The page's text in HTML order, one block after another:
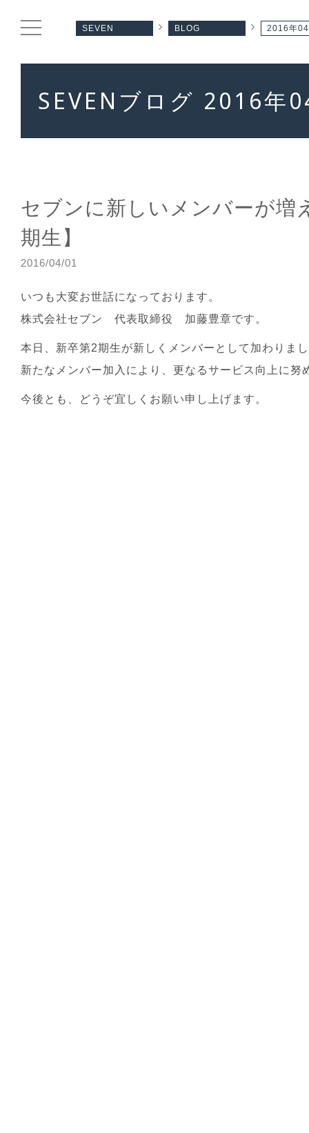
SEVEN BLOG 2016年
SEVENブログ 2016年
セブンに新しいメンバーが増
期生】
2016/04/01
いつも大変お世話になっております。
株式会社セブン 代表取締役 加藤豊章です。
本日、新卒第2期生が新しくメンバーとして加わりま
新たなメンバー加入により、更なるサービス向上に努
今後とも、どうぞ宜しくお願い申し上げます。